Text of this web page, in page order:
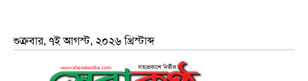
শুক্রবার, ৭ই আগস্ট, ২০২৬ খ্রিস্টাব্দ